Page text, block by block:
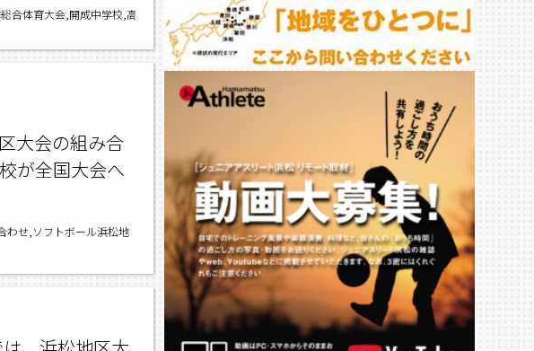
体育大会,開成中学校,高台中学校,与進中学校,ソフトボールの部,県大会,佐鳴台・北部中学校
大会の組み合
が全国大会へ
わせ,ソフトボール浜松地